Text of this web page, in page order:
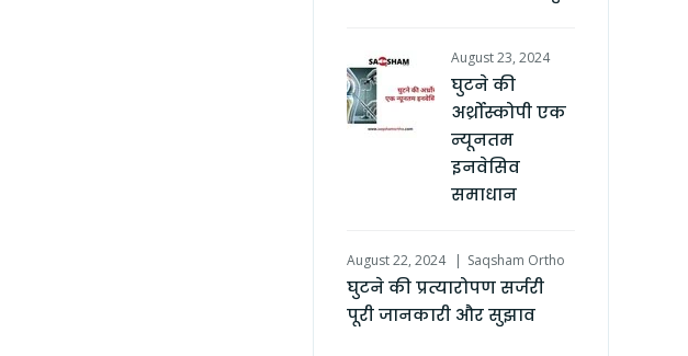
August 23, 2024
घुटने की
अर्थ्रोस्कोपी एक
न्यूनतम
इनवेसिव
समाधान
August 22, 2024 Saqsham Ortho
घुटने की प्रत्यारोपण सर्जरी
पूरी जानकारी और सुझाव